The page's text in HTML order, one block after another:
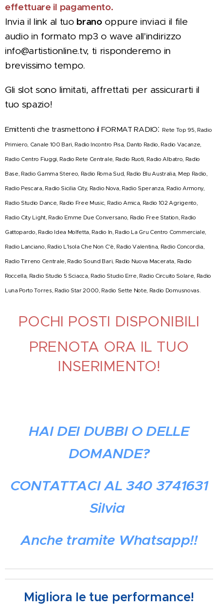
effettuare il pagamento.
Invia il link al tuo branooppure inviaci il file
audio in formato mp3 o wave all'indirizzo
info@artistionline.tv, ti risponderemo in
brevissimo tempo.
Gli slot sono limitati, affrettati per assicurarti il
tuo spazio!
Emittenti che trasmettono il FORMAT RADIO: Rete Top 95, Radio
Primiero, Canale 100 Bari, Radio Incontro Pisa, Danto Radio, Radio Vacanze,
Radio Centro Fiuggi, Radio Rete Centrale, Radio Ruoti, Radio Albatro, Radio
Base, Radio Gamma Stereo, Radio Roma Sud, Radio Blu Australia, Mep Radio,
Radio Pescara, Radio Sicilia City, Radio Nova, Radio Speranza, Radio Armony,
Radio Studio Dance, Radio Free Music, Radio Amica, Radio 102 Agrigento,
Radio City Light, Radio Emme Due Conversano, Radio Free Station, Radio
Gattopardo, Radio Idea Molfetta, Radio In, Radio La Gru Centro Commerciale,
Radio Lanciano, Radio L'Isola Che Non C'è, Radio Valentina, Radio Concordia,
Radio Tirreno Centrale, Radio Sound Bari, Radio Nuova Macerata, Radio
Roccella, Radio Studio 5 Sciacca, Radio Studio Erre, Radio Circuito Solare, Radio
Luna Porto Torres, Radio Star 2000, Radio Sette Note, Radio Domusnovas.
POCHI POSTI DISPONIBILI
PRENOTA ORA IL TUO
INSERIMENTO!
HAI DEI DUBBI O DELLE
DOMANDE?
CONTATTACI AL 340 3741631
Silvia
Anche tramite Whatsapp!!
Migliora le tue performance!